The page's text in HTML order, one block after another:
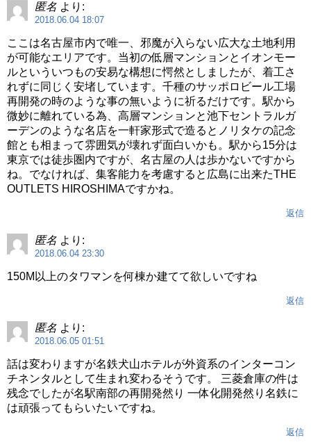
匿名 より:
2018.06.04 18:07
ここは名古屋市内で唯一、邪魔が入らない広大な土地利用
が可能なエリアです。当初の低層マンションとイオンモー
ルといういつもの安易な構想に愕然としましたが、着工さ
れずに同じく安堵しています。千種のサッポロビール工場
再開発の時のような事の無いように祈るだけです。駅から
微妙に離れている為、高層マンションと池下セントラルガ
ーデンのような名店を一軒家形式で造るとノリタケの記念
館とも相まって雰囲気が壊れず面白いかも。駅から15分は
東京では徒歩圏内ですが、名古屋の人は歩かないですから
ね。でなければ、集客能力を考慮すると広島に出来たTHE
OUTLETS HIROSHIMAですかね。
返信
匿名 より:
2018.06.04 23:30
150M以上のタワマンを何棟か建てて欲しいですね
返信
匿名 より:
2018.06.05 01:51
話は変わりますが名鉄犬山ホテルが外資系のインターコン
チネンタルとして生まれ変わるそうです。 三菱倉庫の件は
残念でしたが名駅南部の再開発然り 一体化開発然り名鉄に
は頑張ってもらいたいですね。
返信